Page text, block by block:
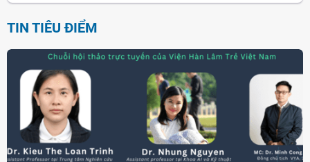
TIN TIÊU ĐIỂM